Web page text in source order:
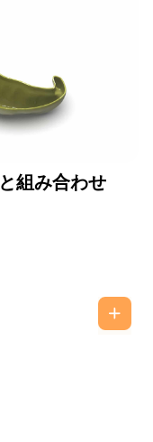
組み合わせ